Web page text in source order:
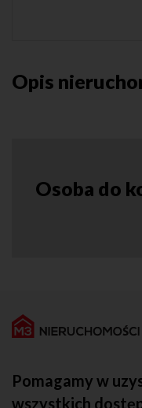
Opis
Osoba do
Pomagamy w
wszystkich